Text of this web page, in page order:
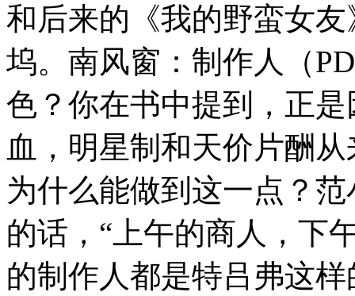
和后来的《我的野蛮女
坞。南风窗：制作人（
色？你在书中提到，正
血，明星制和天价片酬
为什么能做到这一点？
的话，“上午的商人，下
的制作人都是特吕弗这